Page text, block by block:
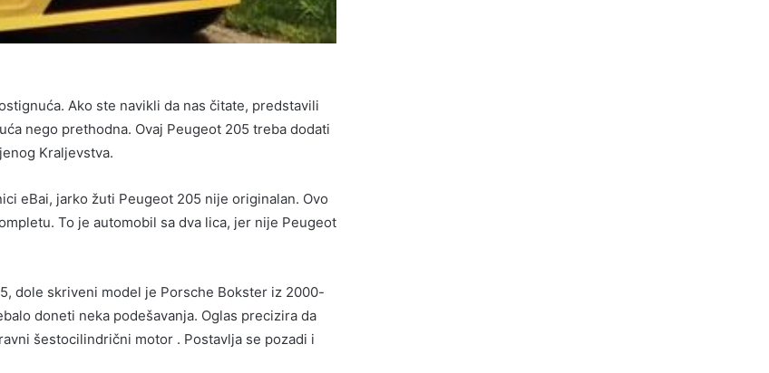
Ako ste navikli da nas čitate, predstavili
nego prethodna. Ovaj Peugeot 205 treba dodati
Kraljevstva.
eBai, jarko žuti Peugeot 205 nije originalan. Ovo
To je automobil sa dva lica, jer nije Peugeot
dole skriveni model je Porsche Bokster iz 2000-
doneti neka podešavanja. Oglas precizira da
šestocilindrični motor . Postavlja se pozadi i